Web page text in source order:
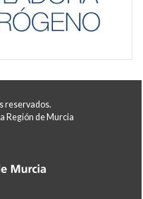
reservados.
Región de Murcia